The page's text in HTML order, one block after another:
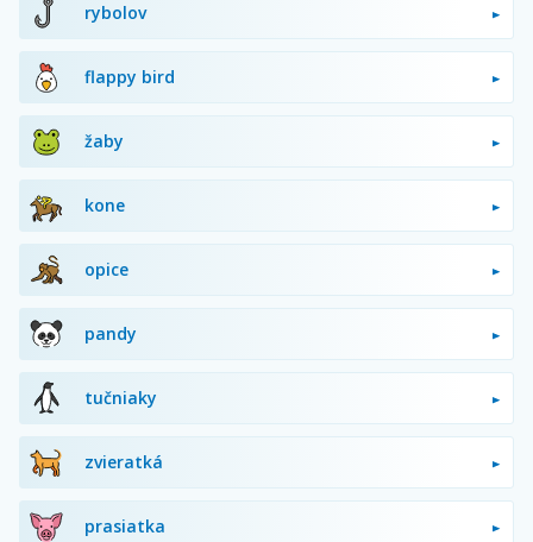
rybolov
flappy bird
žaby
kone
opice
pandy
tučniaky
zvieratká
prasiatka